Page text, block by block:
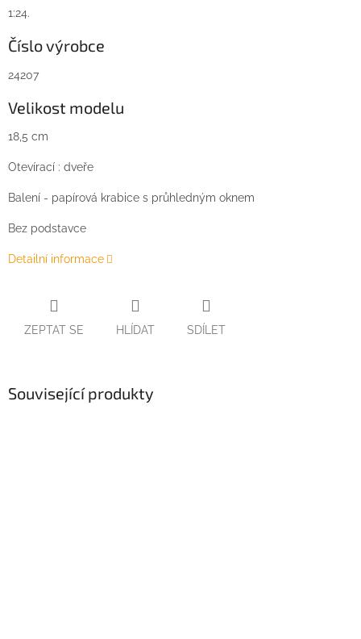
1:24.
Číslo výrobce
24207
Velikost modelu
18,5 cm
Otevírací : dveře
Balení - papírová krabice s průhledným oknem
Bez podstavce
Detailní informace
ZEPTAT SE HLÍDAT SDÍLET
Související produkty